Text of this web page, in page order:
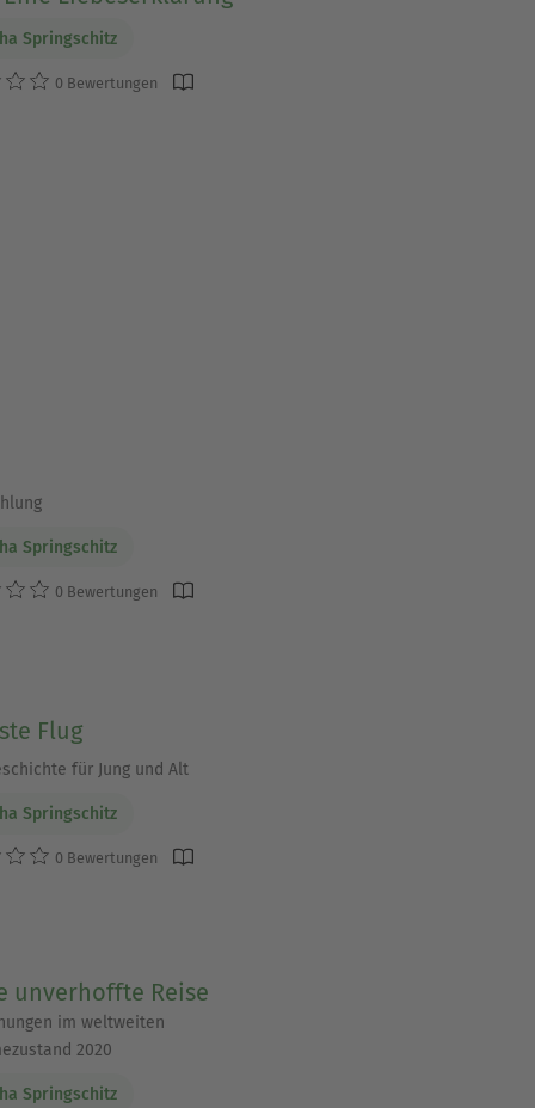
Springschitz
0 Bewertungen
Springschitz
0 Bewertungen
Flug
für Jung und Alt
Springschitz
0 Bewertungen
unverhoffte Reise
im weltweiten
2020
Springschitz